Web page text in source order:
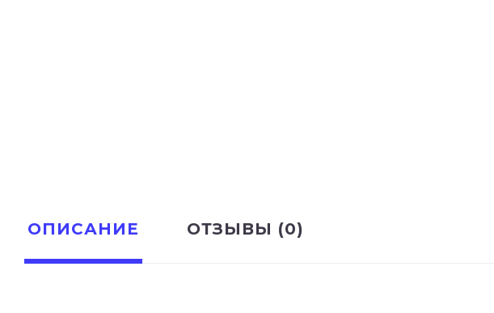
ОПИСАНИЕ ОТЗЫВЫ (0)